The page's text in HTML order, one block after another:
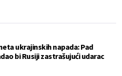
ukrajinskih napada: Pad
bi Rusiji zastrašujući udarac